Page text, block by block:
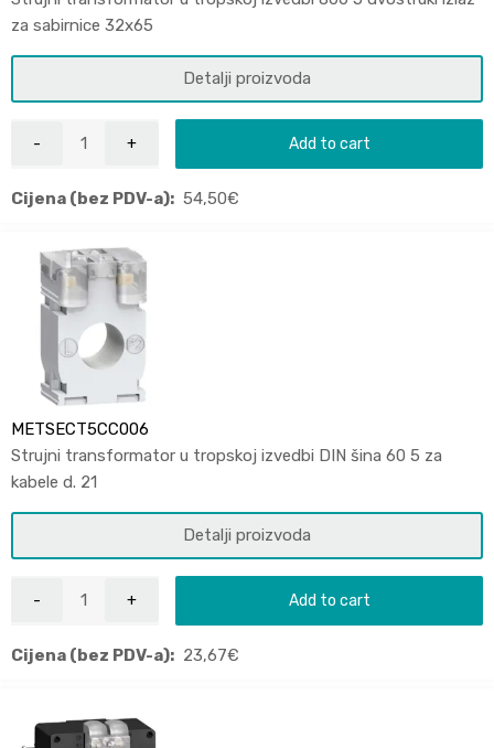
za sabirnice 32x65
Detalji proizvoda
Add to cart
Cijena (bez PDV-a): 54,50€
METSECT5CC006
Strujni transformator u tropskoj izvedbi DIN šina 60 5 za
kabele d. 21
Detalji proizvoda
Add to cart
Cijena (bez PDV-a): 23,67€